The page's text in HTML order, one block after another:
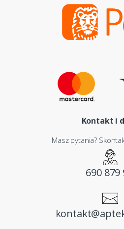
Kontakt i
Masz pytania?
690 879